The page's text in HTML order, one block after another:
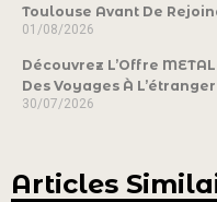
Toulouse Avant De
01/08/2026
Découvrez L’Offre
Des Voyages À
30/07/2026
Articles